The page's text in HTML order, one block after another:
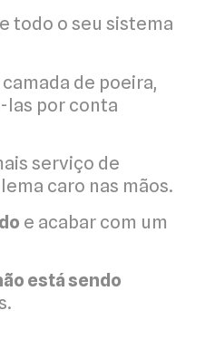
todo o seu sistema
de poeira,
las por conta
serviço de
caro nas mãos.
e acabar com um
está sendo